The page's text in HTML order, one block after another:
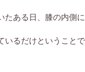
たある日、膝の内側に
いるだけということ